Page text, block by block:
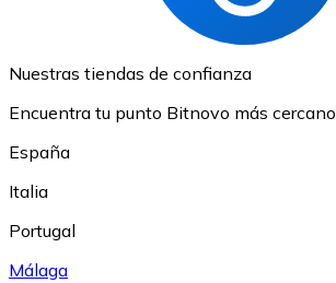
Nuestras tiendas de confianza
Encuentra tu punto Bitnovo más cercano
España
Italia
Portugal
Málaga